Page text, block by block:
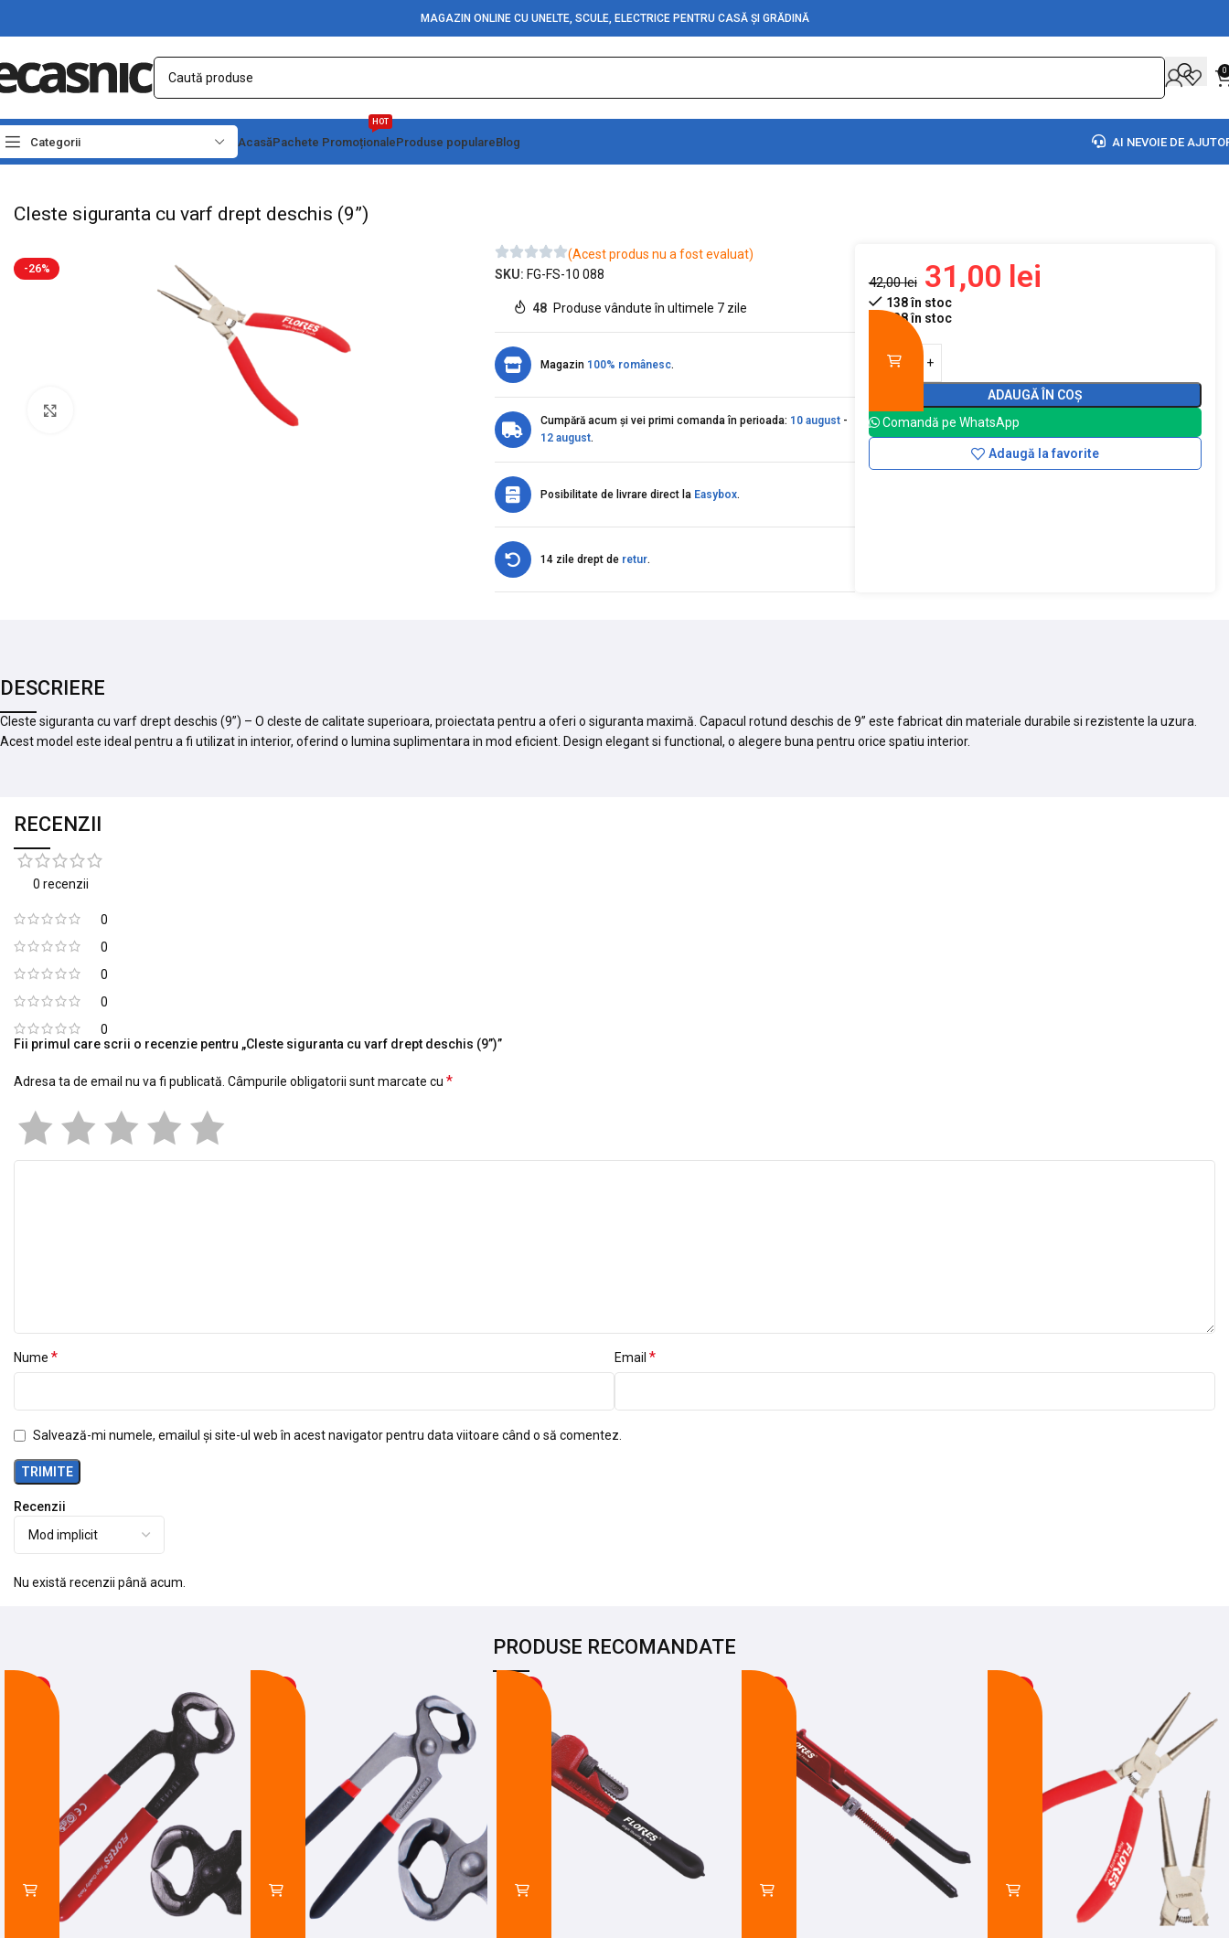
MAGAZIN ONLINE CU UNELTE, SCULE, ELECTRICE PENTRU CASĂ ȘI GRĂDINĂ
0
Categorii AcasăPachete Promoționale
HOT
Produse populareBlog AI NEVOIE DE
Prima pagină Scule - Unelte Clesti & Patenti
Cleste siguranta cu varf drept deschis (9”)
-26%
(Acest produs nu a fost evaluat)
SKU: FG-FS-10 088
48 Produse vândute în ultimele 7 zile
Magazin 100% românesc.
Cumpără acum și vei primi comanda în perioada: 10 august-
12 august.
Posibilitate de livrare direct la Easybox.
14 zile drept de retur.
42,00lei 31,00 lei
138 în stoc
138 în stoc
ADAUGĂ ÎN COȘ
Comandă pe WhatsApp
Adaugă la favorite
DESCRIERE
Cleste siguranta cu varf drept deschis (9”) – O cleste de calitate superioara, proiectata pentru a oferi o siguranta maximă. Capacul rotund deschis de 9” este fabricat din materiale durabile si rezistente la uzura.
Acest model este ideal pentru a fi utilizat in interior, oferind o lumina suplimentara in mod eficient. Design elegant si functional, o alegere buna pentru orice spatiu interior.
RECENZII
0 recenzii
0
0
0
0
0
Recenzii
Nu există recenzii până acum.
Fii primul care scrii o recenzie pentru „Cleste siguranta cu varf drept deschis (9”)”
Adresa ta de email nu va fi publicată. Câmpurile obligatorii sunt marcate cu *
Nume * Email *
Salvează-mi numele, emailul și site-ul web în acest navigator pentru data viitoare când o să comentez.
PRODUSE RECOMANDATE